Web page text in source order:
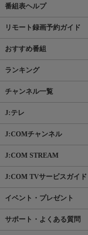
番組表ヘルプ
リモート録画予約ガイド
おすすめ番組
ランキング
チャンネル一覧
J:テレ
J:COMチャンネル
J:COM STREAM
J:COM TVサービスガイド
イベント・プレゼント
サポート・よくある質問